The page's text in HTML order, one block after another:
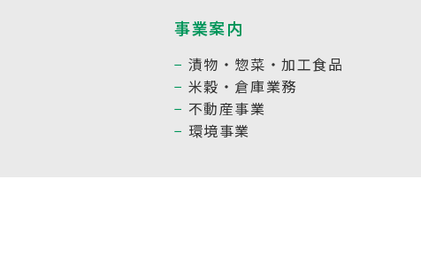
事業案内
漬物・惣菜・加工食品
米穀・倉庫業務
不動産事業
環境事業